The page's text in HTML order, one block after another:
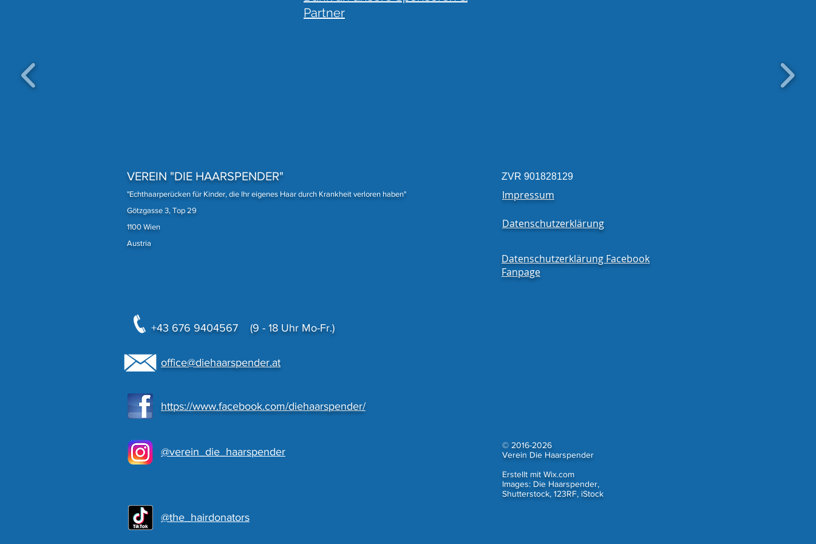
Partner
VEREIN "DIE HAARSPENDER"
"Echthaarperücken für Kinder, die Ihr eigenes Haar durch Krankheit verloren haben"
Götzgasse 3, Top 29
1100 Wien
Austria
ZVR 901828129
Impressum
Datenschutzerklärung
Datenschutzerklärung Facebook
Fanpage
+43 676 9404567 (9 - 18 Uhr Mo-Fr.)
office@diehaarspender.at
https://www.facebook.com/diehaarspender/
@verein_die_haarspender
@the_hairdonators
© 2016-2026
Verein Die Haarspender
Erstellt mit Wix.com
Images: Die Haarspender,
Shutterstock, 123RF, iStock